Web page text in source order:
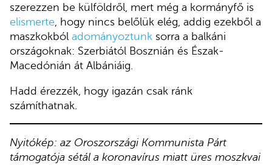
szerezzen be külföldről, mert még a kormányfő is
elismerte, hogy nincs belőlük elég, addig ezekből a
maszkokból adományoztunk sorra a balkáni
országoknak: Szerbiától Bosznián és Észak-
Macedónián át Albániáig.
Hadd érezzék, hogy igazán csak ránk
számíthatnak.
Nyitókép: az Oroszországi Kommunista Párt
támogatója sétál a koronavírus miatt üres moszkvai